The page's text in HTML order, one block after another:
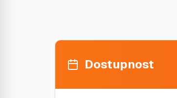
Dostupnost